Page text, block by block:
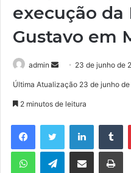
execução da
Gustavo em
admin
d
e
m
23 de junho de
Última Atualização 23 de junho
2 minutos de leitura
Telegram